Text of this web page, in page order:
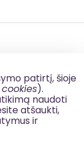
patirtį, šioje
cookies).
naudoti
atšaukti,
ir